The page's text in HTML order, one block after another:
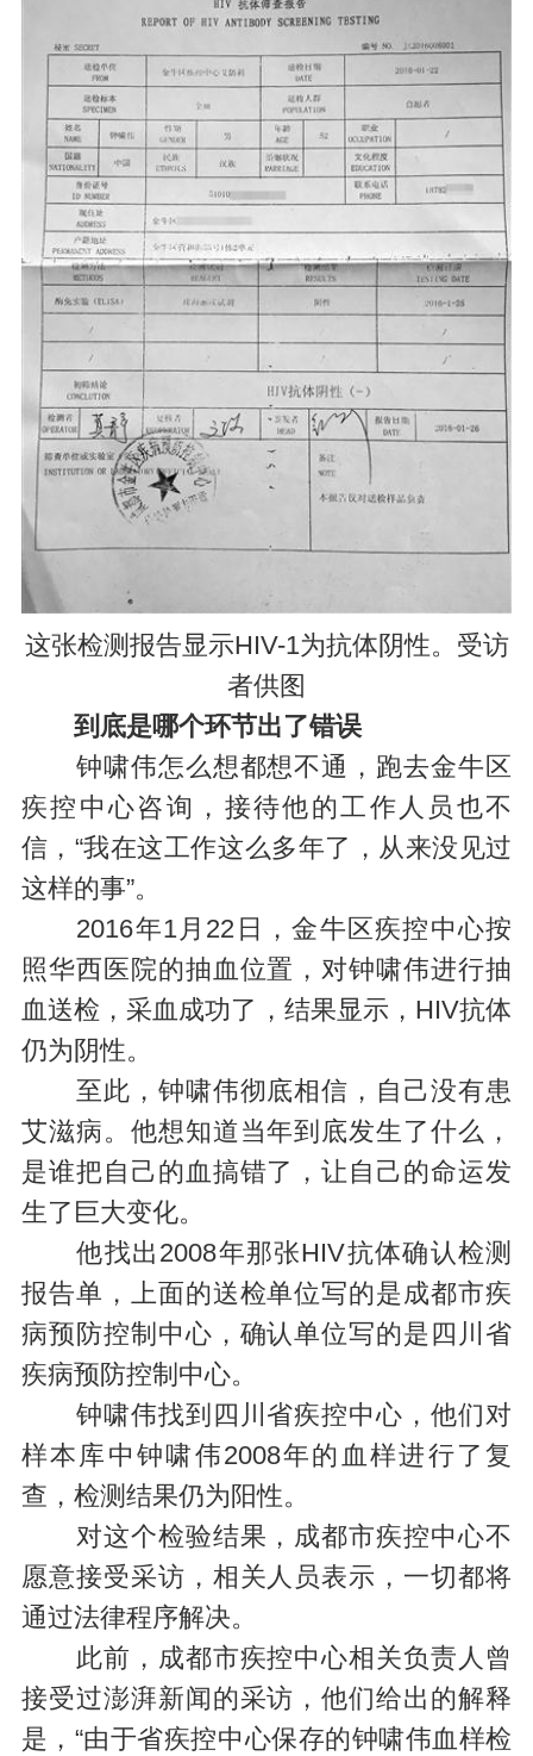
这张检测报告显示HIV-1为抗体阴性。受访
者供图
到底是哪个环节出了错误
钟啸伟怎么想都想不通，跑去金牛区
疾控中心咨询，接待他的工作人员也不
信，“我在这工作这么多年了，从来没见过
这样的事”。
2016年1月22日，金牛区疾控中心按
照华西医院的抽血位置，对钟啸伟进行抽
血送检，采血成功了，结果显示，HIV抗体
仍为阴性。
至此，钟啸伟彻底相信，自己没有患
艾滋病。他想知道当年到底发生了什么，
是谁把自己的血搞错了，让自己的命运发
生了巨大变化。
他找出2008年那张HIV抗体确认检测
报告单，上面的送检单位写的是成都市疾
病预防控制中心，确认单位写的是四川省
疾病预防控制中心。
钟啸伟找到四川省疾控中心，他们对
样本库中钟啸伟2008年的血样进行了复
查，检测结果仍为阳性。
对这个检验结果，成都市疾控中心不
愿意接受采访，相关人员表示，一切都将
通过法律程序解决。
此前，成都市疾控中心相关负责人曾
接受过澎湃新闻的采访，他们给出的解释
是，“由于省疾控中心保存的钟啸伟血样检